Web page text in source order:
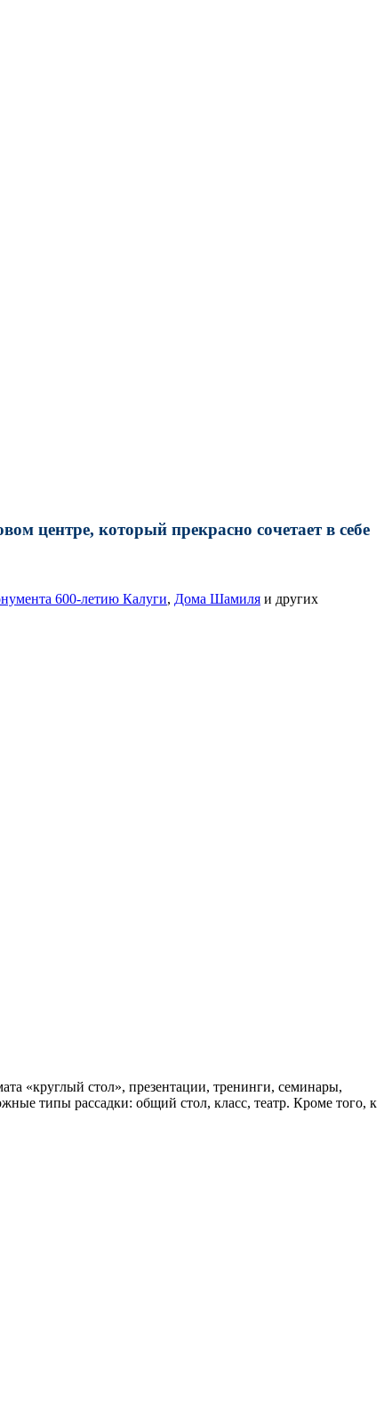
центре, который прекрасно сочетает в себе
600-летию Калуги, Дома Шамиля и других
«круглый стол», презентации, тренинги, семинары,
типы рассадки: общий стол, класс, театр. Кроме того, к